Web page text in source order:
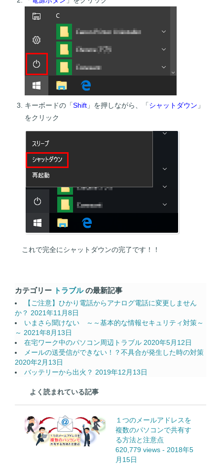
キーボードの「Shift 」を押しながら、「シャットダウン 」
をクリック
これで完全にシャットダウンの完了です！！
カテゴリー トラブルの最新記事
【ご注意】ひかり電話からアナログ電話に変更しません
か？ 2021年11月8日
いまさら聞けない ～～基本的な情報セキュリティ対策～
～ 2021年8月13日
在宅ワーク中のパソコン周辺トラブル 2020年5月12日
メールの送受信ができない！？不具合が発生した時の対策
2020年2月13日
バッテリーから出火？ 2019年12月13日
よく読まれている記事
１つのメールアドレスを
複数のパソコンで共有す
る方法と注意点
620,779 views - 2018年5
月15日